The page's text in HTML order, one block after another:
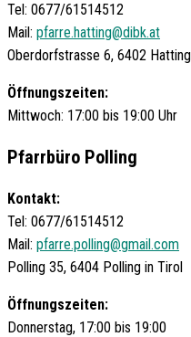
Tel: 0677/61514512
Mail: pfarre.hatting@dibk.at
Oberdorfstrasse 6, 6402 Hatting
Öffnungszeiten:
Mittwoch: 17:00 bis 19:00 Uhr
Pfarrbüro Polling
Kontakt:
Tel: 0677/61514512
Mail: pfarre.polling@gmail.com
Polling 35, 6404 Polling in Tirol
Öffnungszeiten:
Donnerstag, 17:00 bis 19:00